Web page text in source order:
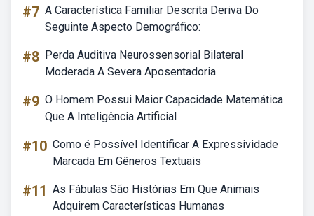
#7 A Característica Familiar Descrita Deriva Do
Seguinte Aspecto Demográfico:
#8 Perda Auditiva Neurossensorial Bilateral
Moderada A Severa Aposentadoria
#9 O Homem Possui Maior Capacidade Matemática
Que A Inteligência Artificial
#10 Como é Possível Identificar A Expressividade
Marcada Em Gêneros Textuais
#11 As Fábulas São Histórias Em Que Animais
Adquirem Características Humanas